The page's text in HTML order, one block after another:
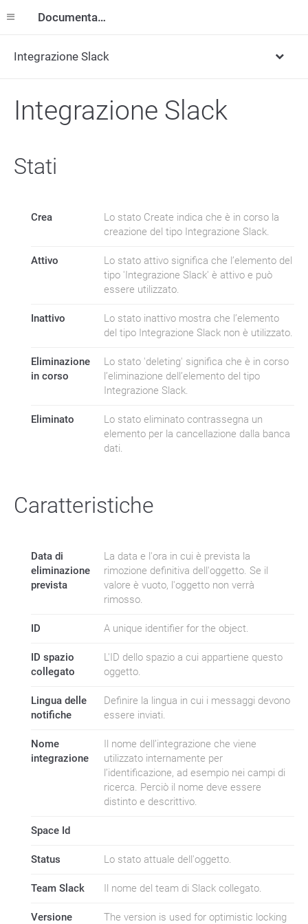
Documentazione
Integrazione Slack
Integrazione Slack
Stati
Crea
Lo stato Create indica che è in corso la
creazione del tipo Integrazione Slack.
Attivo
Lo stato attivo significa che l’elemento del
tipo 'Integrazione Slack' è attivo e può
essere utilizzato.
Inattivo
Lo stato inattivo mostra che l’elemento
del tipo Integrazione Slack non è utilizzato.
Eliminazione
in corso
Lo stato 'deleting' significa che è in corso
l’eliminazione dell’elemento del tipo
Integrazione Slack.
Eliminato
Lo stato eliminato contrassegna un
elemento per la cancellazione dalla banca
dati.
Caratteristiche
Data di
eliminazione
prevista
La data e l'ora in cui è prevista la
rimozione definitiva dell'oggetto. Se il
valore è vuoto, l'oggetto non verrà
rimosso.
ID A unique identifier for the object.
ID spazio
collegato
L'ID dello spazio a cui appartiene questo
oggetto.
Lingua delle
notifiche
Definire la lingua in cui i messaggi devono
essere inviati.
Nome
integrazione
Il nome dell’integrazione che viene
utilizzato internamente per
l’identificazione, ad esempio nei campi di
ricerca. Perciò il nome deve essere
distinto e descrittivo.
Space Id
Status Lo stato attuale dell'oggetto.
Team Slack Il nome del team di Slack collegato.
Versione The version is used for optimistic locking